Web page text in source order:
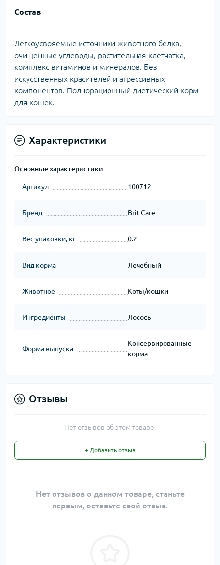
Состав
Легкоусвояемые источники животного белка,
очищенные углеводы, растительная клетчатка,
комплекс витаминов и минералов. Без
искусственных красителей и агрессивных
компонентов. Полнорационный диетический корм
для кошек.
Характеристики
Основные характеристики
Артикул 100712
Бренд Brit Care
Вес упаковки, кг 0.2
Вид корма Лечебный
Животное Коты/кошки
Ингредиенты Лосось
Форма выпуска
Консервированные
корма
Отзывы
Нет отзывов об этом товаре.
+ Добавить отзыв
Нет отзывов о данном товаре, станьте
первым, оставьте свой отзыв.